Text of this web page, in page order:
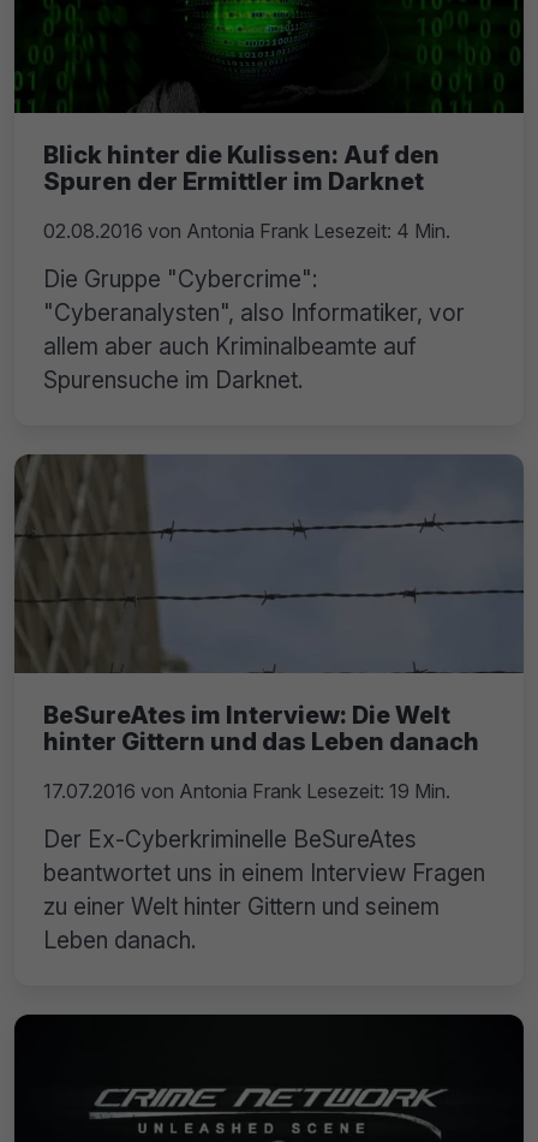
Blick hinter die Kulissen: Auf den
Spuren der Ermittler im Darknet
02.08.2016 von Antonia Frank Lesezeit: 4 Min.
Die Gruppe "Cybercrime":
"Cyberanalysten", also Informatiker, vor
allem aber auch Kriminalbeamte auf
Spurensuche im Darknet.
BeSureAtes im Interview: Die Welt
hinter Gittern und das Leben danach
17.07.2016 von Antonia Frank Lesezeit: 19 Min.
Der Ex-Cyberkriminelle BeSureAtes
beantwortet uns in einem Interview Fragen
zu einer Welt hinter Gittern und seinem
Leben danach.